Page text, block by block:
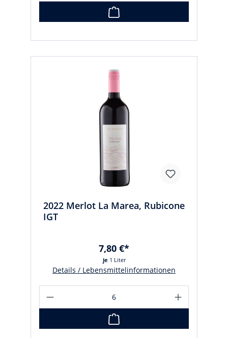
2022 Merlot La Marea, Rubicone
IGT
je 1 Liter
7,80 €*
Details / Lebensmittelinformationen